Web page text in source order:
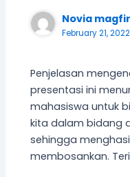
Novia
February 21,
Penjelasan
presentasi ini
mahasiswa untuk
kita dalam bidang
sehingga
membosankan.